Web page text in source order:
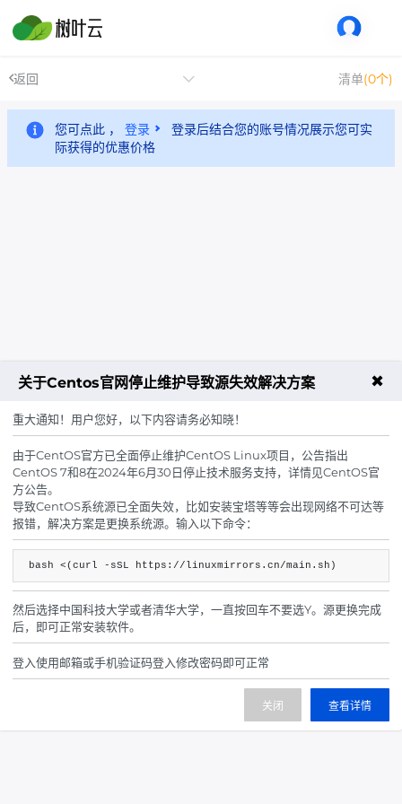
返回 清单(0个)
您可点此 ， 登录
登录后结合您的账号情况展示您可实
际获得的优惠价格
暂无数据
关于Centos官网停止维护导致源失效解决方案 ✖
重大通知！用户您好，以下内容请务必知晓！
由于CentOS官方已全面停止维护CentOS Linux项目，公告指出
CentOS 7和8在2024年6月30日停止技术服务支持，详情见CentOS官
方公告。
导致CentOS系统源已全面失效，比如安装宝塔等等会出现网络不可达等
报错，解决方案是更换系统源。输入以下命令：
bash <(curl -sSL https://linuxmirrors.cn/main.sh)
然后选择中国科技大学或者清华大学，一直按回车不要选Y。源更换完成
后，即可正常安装软件。
登入使用邮箱或手机验证码登入修改密码即可正常
查看详情
关闭